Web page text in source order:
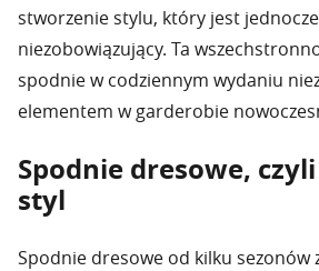
stworzenie stylu, który jest
niezobowiązujący. Ta
spodnie w codziennym wydaniu
elementem w garderobie
Spodnie dresowe,
styl
Spodnie dresowe od kilku sezonów